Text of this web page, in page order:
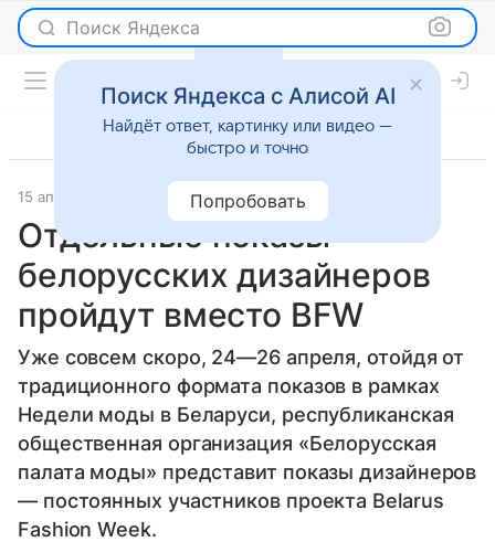
Поиск Яндекса
15 апреля 2015 Новости
Отдельные показы
белорусских дизайнеров
пройдут вместо BFW
Уже совсем скоро, 24—26 апреля, отойдя от
традиционного формата показов в рамках
Недели моды в Беларуси, республиканская
общественная организация «Белорусская
палата моды» представит показы дизайнеров
— постоянных участников проекта Belarus
Fashion Week.
Поиск Яндекса с Алисой AI
Найдёт ответ, картинку или видео —
быстро и точно
Попробовать